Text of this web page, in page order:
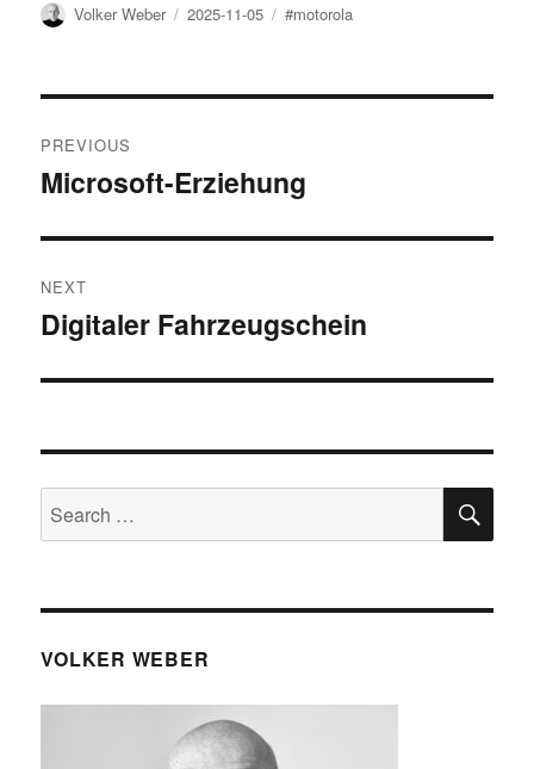
Author
Volker Weber
Posted
2025-11-05 Tags
#motorola
navigation
PREVIOUS
Previous
Microsoft-Erziehung
NEXT
Next
Digitaler Fahrzeugschein
Search
for:
VOLKER WEBER